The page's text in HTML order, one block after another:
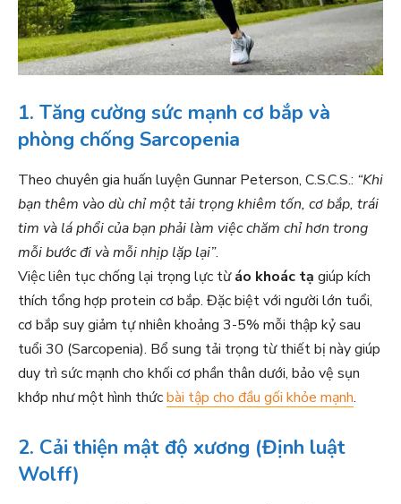
1. Tăng cường sức mạnh cơ bắp và
phòng chống Sarcopenia
Theo chuyên gia huấn luyện Gunnar Peterson, C.S.C.S.: “Khi
bạn thêm vào dù chỉ một tải trọng khiêm tốn, cơ bắp, trái
tim và lá phổi của bạn phải làm việc chăm chỉ hơn trong
mỗi bước đi và mỗi nhịp lặp lại”.
Việc liên tục chống lại trọng lực từáo khoác tạ giúp kích
thích tổng hợp protein cơ bắp. Đặc biệt với người lớn tuổi,
cơ bắp suy giảm tự nhiên khoảng 3-5% mỗi thập kỷ sau
tuổi 30 (Sarcopenia). Bổ sung tải trọng từ thiết bị này giúp
duy trì sức mạnh cho khối cơ phần thân dưới, bảo vệ sụn
khớp như một hình thứcbài tập cho đầu gối khỏe mạnh.
2. Cải thiện mật độ xương (Định luật
Wolff)